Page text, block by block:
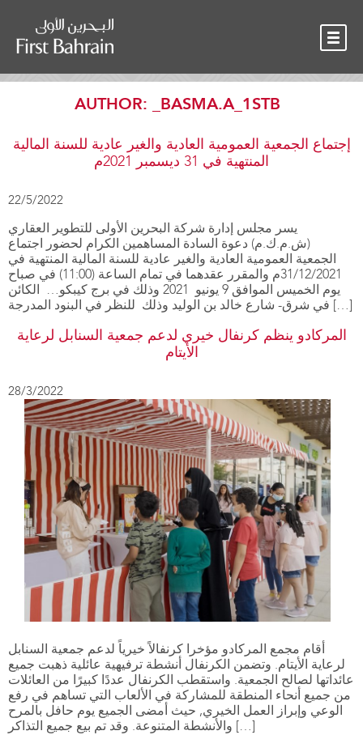
AUTHOR: _BASMA.A_1STB
إجتماع الجمعية العمومية العادية والغير عادية للسنة المالية
المنتهية في 31 ديسمبر 2021م
22/5/2022
يسر مجلس إدارة شركة البحرين الأولى للتطوير العقاري
(ش.م.ك.م) دعوة السادة المساهمين الكرام لحضور اجتماع
الجمعية العمومية العادية والغير عادية للسنة المالية المنتهية في
31/12/2021م والمقرر عقدهما في تمام الساعة (11:00) في صباح
يوم الخميس الموافق 9 يونيو 2021 وذلك في برج كيبكو… الكائن
في شرق- شارع خالد بن الوليد وذلك للنظر في البنود المدرجة […]
المركادو ينظم كرنفال خيري لدعم جمعية السنابل لرعاية
الأيتام
28/3/2022
أقام مجمع المركادو مؤخرا كرنفالاً خيرياً لدعم جمعية السنابل
لرعاية الأيتام. وتضمن الكرنفال أنشطة ترفيهية عائلية ذهبت جميع
عائداتها لصالح الجمعية. واستقطب الكرنفال عددًا كبيرًا من العائلات
من جميع أنحاء المنطقة للمشاركة في الألعاب التي تساهم في رفع
الوعي وإبراز العمل الخيري, حيث أمضى الجميع يوم حافل بالمرح
والأنشطة المتنوعة. وقد تم بيع جميع التذاكر […]